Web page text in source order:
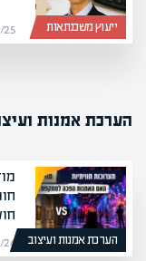
ייעוץ משכנתאות 11/12/25
הערכת אמנות
הערכת אמנות ועיצוב 14/05/26